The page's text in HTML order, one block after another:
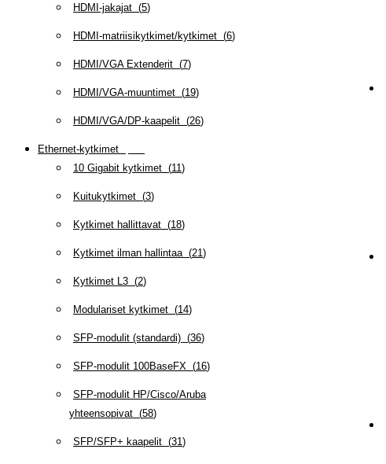
HDMI-jakajat (5)
HDMI-matriisikytkimet/kytkimet (6)
HDMI/VGA Extenderit (7)
HDMI/VGA-muuntimet (19)
HDMI/VGA/DP-kaapelit (26)
Ethernet-kytkimet
10 Gigabit kytkimet (11)
Kuitukytkimet (3)
Kytkimet hallittavat (18)
Kytkimet ilman hallintaa (21)
Kytkimet L3 (2)
Modulariset kytkimet (14)
SFP-modulit (standardi) (36)
SFP-modulit 100BaseFX (16)
SFP-modulit HP/Cisco/Aruba
yhteensopivat (58)
SFP/SFP+ kaapelit (31)